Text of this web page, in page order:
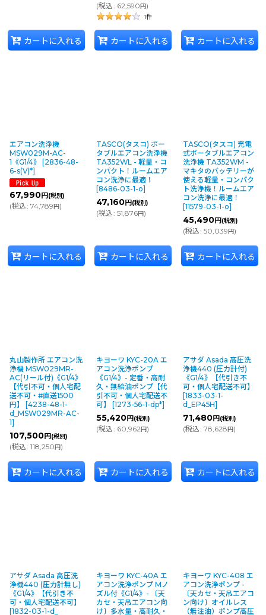
カートに入れる
(税込: 62,590円)
1件
カートに入れる カートに入れる
エアコン洗浄機
MSW029M-AC-
1《G1/4》
[2836-48-
6-s(V)*]
67,990円(税別)
(税込: 74,789円)
カートに入れる
TASCO(タスコ) ポー
タブルエアコン洗浄機
TA352WL - 軽量・コ
ンパクト！ルームエア
コン洗浄に最適！
[8486-03-1-o]
47,160円 (税別)
(税込: 51,876円)
カートに入れる
TASCO(タスコ) 充電
式ポータブルエアコン
洗浄機 TA352WM -
マキタのバッテリーが
使える軽量・コンパク
ト洗浄機！ルームエア
コン洗浄に最適！
[11579-03-1-o]
45,490円 (税別)
(税込: 50,039 円)
カートに入れる
丸山製作所 エアコン洗
浄機 MSW029MR-
AC(リール付)《G1/4》
【代引不可・個人宅配
送不可・#直送1500
円】
[4238-48-1-
d_MSW029MR-AC-
1]
107,500円 (税別)
(税込: 118,250 円)
カートに入れる
キヨーワ KYC-20A エ
アコン洗浄ポンプ
《G1/4》- 定番・高耐
久・無給油ポンプ【代
引不可・個人宅配送不
可】
[1273-56-1-dp*]
55,420円 (税別)
(税込: 60,962円)
カートに入れる
アサダ Asada 高圧洗
浄機440 (圧力計付)
《G1/4》【代引き不
可・個人宅配送不可】
[1833-03-1-
d_EP45H]
71,480円 (税別)
(税込: 78,628 円)
カートに入れる
アサダ Asada 高圧洗
浄機440 (圧力計無し)
《G1/4》【代引き不
可・個人宅配送不可】
[1832-03-1-d_
キヨーワ KYC-40A エ
アコン洗浄ポンプ Mノ
ズル付《G1/4》- 〔天
カセ・天吊エアコン向
け〕多水量・高耐久・
キヨーワ KYC-408 エ
アコン洗浄ポンプ -
〔天カセ・天吊エアコ
ン向け〕オイルレス
（無注油）ポンプ高圧